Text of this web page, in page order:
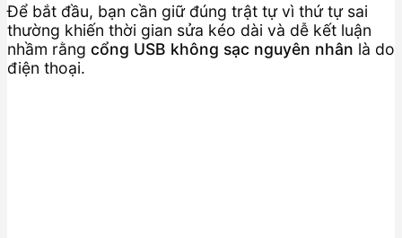
Để bắt đầu, bạn cần giữ đúng trật tự vì thứ tự sai
thường khiến thời gian sửa kéo dài và dễ kết luận
nhầm rằng cổng USB không sạc nguyên nhân là do
điện thoại.